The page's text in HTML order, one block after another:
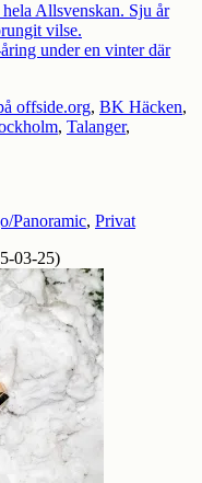
Allsvenskan. Sju år
vilse.
under en vinter där
offside.org, BK Häcken,
, Talanger,
Panoramic, Privat
03-25)